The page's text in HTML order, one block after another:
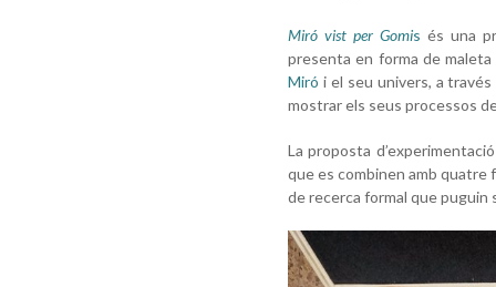
Miró vist per Gomis és una
presenta en forma de
Miró i el seu univers, a
mostrar els seus processos
La proposta
que es combinen amb
de recerca formal que puguin